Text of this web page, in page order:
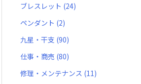
ブレスレット (24)
ペンダント (2)
九星・干支 (90)
仕事・商売 (80)
修理・メンテナンス (11)